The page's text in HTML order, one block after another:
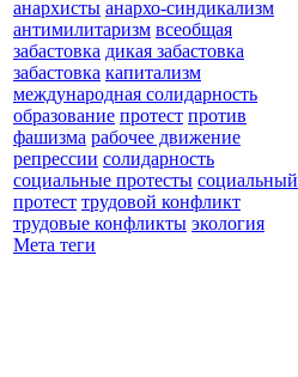
анархисты анархо-синдикализм
антимилитаризм всеобщая
забастовка дикая забастовка
забастовка капитализм
международная солидарность
образование протест против
фашизма рабочее движение
репрессии солидарность
социальные протесты социальный
протест трудовой конфликт
трудовые конфликты экология
Мета теги